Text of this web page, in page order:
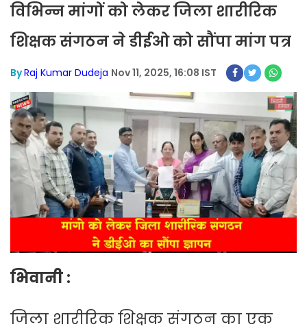
विभिन्न मांगों को लेकर जिला शारीरिक
शिक्षक संगठन ने डीईओ को सौंपा मांग पत्र
ByRaj Kumar Dudeja Nov 11, 2025, 16:08 IST
भिवानी :
जिला शारीरिक शिक्षक संगठन का एक